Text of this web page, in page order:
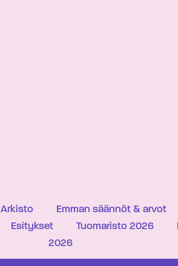
Arkisto Emman säännöt & arvot
Esitykset Tuomaristo 2026
2026